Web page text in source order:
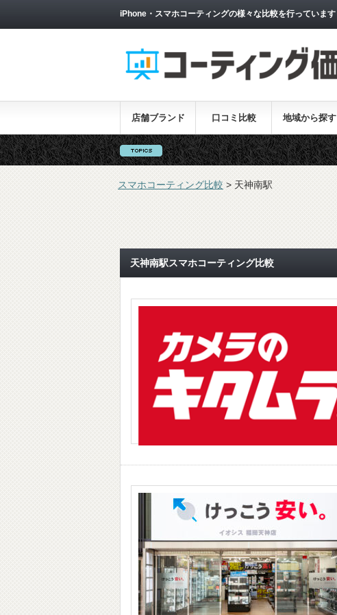
iPhone・スマホコーティングの様々な比較を行っています
店舗ブランド 口コミ比較 地域から探す
スマホコーティング比較 > 天神南駅
天神南駅スマホコーティング比較